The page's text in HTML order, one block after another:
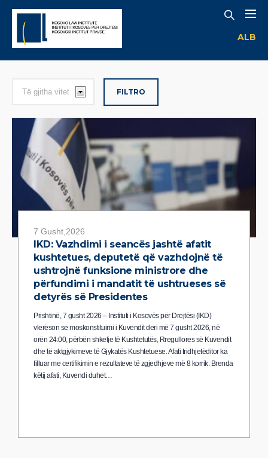
ALB
FILTRO
7 Gusht,2026
IKD: Vazhdimi i seancës jashtë afatit
kushtetues, deputetë që vazhdojnë të
ushtrojnë funksione ministrore dhe
përfundimi i mandatit të ushtrueses së
detyrës së Presidentes
Prishtinë, 7 gusht 2026 – Instituti i Kosovës për Drejtësi (IKD)
vlerëson se moskonstituimi i Kuvendit deri më 7 gusht 2026, në
orën 24:00, përbën shkelje të Kushtetutës, Rregullores së Kuvendit
dhe të aktgjykimeve të Gjykatës Kushtetuese. Afati tridhjetëditor ka
filluar me certifikimin e rezultateve të zgjedhjeve më 8 korrik. Brenda
këtij afati, Kuvendi duhet…